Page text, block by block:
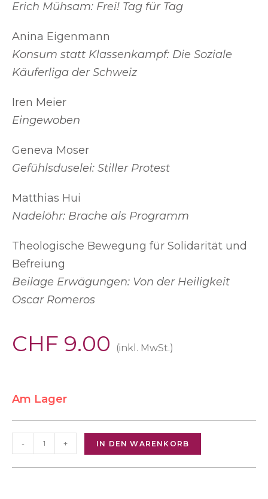
Erich Mühsam: Frei! Tag für Tag
Anina Eigenmann
Konsum statt Klassenkampf: Die Soziale
Käuferliga der Schweiz
Iren Meier
Eingewoben
Geneva Moser
Gefühlsduselei: Stiller Protest
Matthias Hui
Nadelöhr: Brache als Programm
Theologische Bewegung für Solidarität und
Befreiung
Beilage Erwägungen: Von der Heiligkeit
Oscar Romeros
CHF 9.00 (inkl. MwSt.)
Am Lager
- + IN DEN WARENKORB